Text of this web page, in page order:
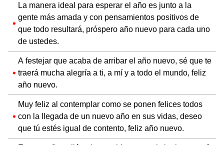
La manera ideal para esperar el año es junto a la
gente más amada y con pensamientos positivos de
que todo resultará, próspero año nuevo para cada uno
de ustedes.
A festejar que acaba de arribar el año nuevo, sé que te
traerá mucha alegría a ti, a mí y a todo el mundo, feliz
año nuevo.
Muy feliz al contemplar como se ponen felices todos
con la llegada de un nuevo año en sus vidas, deseo
que tú estés igual de contento, feliz año nuevo.